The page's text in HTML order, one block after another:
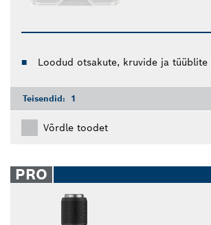
Loodud otsakute, kruvide ja tüüblite
Teisendid: 1
Võrdle toodet
PRO